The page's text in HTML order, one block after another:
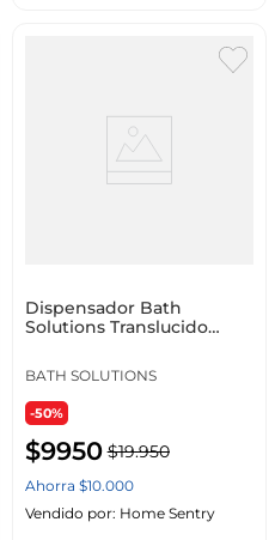
Dispensador Bath
Solutions Translucido
BATH SOLUTIONS
-50%
$9950 $19.950
Ahorra $10.000
Vendido por: Home Sentry